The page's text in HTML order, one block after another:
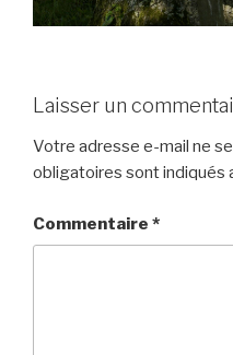
Laisser un
Votre adresse e-mail ne
obligatoires sont indiqués
Commentaire *